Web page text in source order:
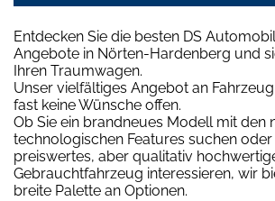
Entdecken Sie die besten DS
Angebote in Nörten-Hardenberg und
Ihren Traumwagen.
Unser vielfältiges Angebot an
fast keine Wünsche offen.
Ob Sie ein brandneues Modell mit den
technologischen Features suchen
preiswertes, aber qualitativ
Gebrauchtfahrzeug interessieren, wir
breite Palette an Optionen.